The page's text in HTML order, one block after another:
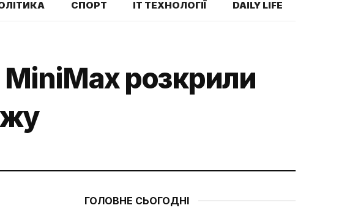
СПОРТ IT ТЕХНОЛОГІЇ DAILY LIFE
MiniMax розкрили
ГОЛОВНЕ СЬОГОДНІ